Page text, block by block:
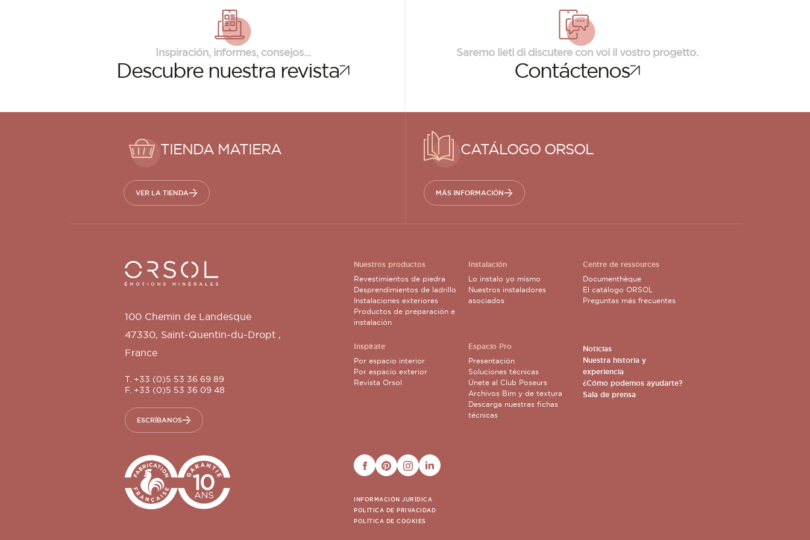
Inspiración, informes, consejos...
Descubrenuestra revista
Saremo lieti di discutere con voi il vostro progetto.
Contáctenos
TIENDA MATIERA
VER LA TIENDA
CATÁLOGO ORSOL
MÁS INFORMACIÓN
Orsol S.A.
100 Chemin de Landesque
47330, Saint-Quentin-du-Dropt ,
France
T. +33 (0)5 53 36 69 89
F. +33 (0)5 53 36 09 48
ESCRÍBANOS
Nuestros productos
Revestimientos de piedra
Desprendimientos de ladrillo
Instalaciones exteriores
Productos de preparación e
instalación
Inspírate
Por espacio interior
Por espacio exterior
Revista Orsol
Instalación
Lo instalo yo mismo
Nuestros instaladores
asociados
Espacio Pro
Presentación
Soluciones técnicas
Únete al Club Poseurs
Archivos Bim y de textura
Descarga nuestras fichas
técnicas
Centre de ressources
Documenthèque
El catálogo ORSOL
Preguntas más frecuentes
Noticias
Nuestra historia y
experiencia
¿Cómo podemos ayudarte?
Sala de prensa
FACEBOOKPINTERESTINSTAGRAM
LINKEDIN
INFORMACIÓN JURÍDICA
POLÍTICA DE PRIVACIDAD
POLÍTICA DE COOKIES